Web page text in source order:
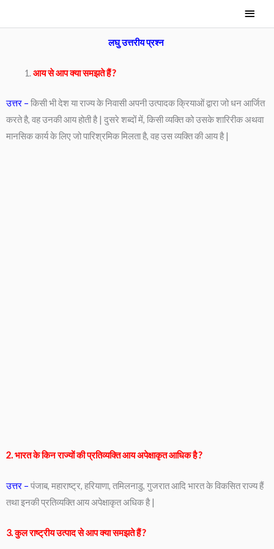
Main
Menu
लघु उत्तरीय प्रश्न
आय से आप क्या समझते हैं ?
उत्तर – किसी भी देश या राज्य के निवासी अपनी उत्पादक क्रियाओं द्वारा जो धन आर्जित
करते है, वह उनकी आय होती है | दुसरे शब्दों में, किसी व्यक्ति को उसके शारिरीक अथवा
मानसिक कार्य के लिए जो पारिश्रमिक मिलता है, वह उस व्यक्ति की आय है |
2. भारत के किन राज्यों की प्रतिव्यक्ति आय अपेक्षाकृत आधिक है ?
उत्तर – पंजाब, महाराष्ट्र, हरियाणा, तमिलनाडु, गुजरात आदि भारत के विकसित राज्य हैं
तथा इनकी प्रतिव्यक्ति आय अपेक्षाकृत अधिक है |
3. कुल राष्ट्रीय उत्पाद से आप क्या समझते हैं ?